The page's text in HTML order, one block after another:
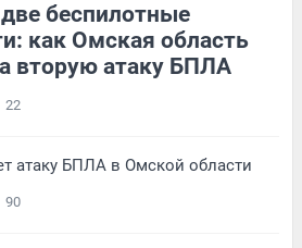
беспилотные
как Омская область
вторую атаку БПЛА
22
атаку БПЛА в Омской области
90